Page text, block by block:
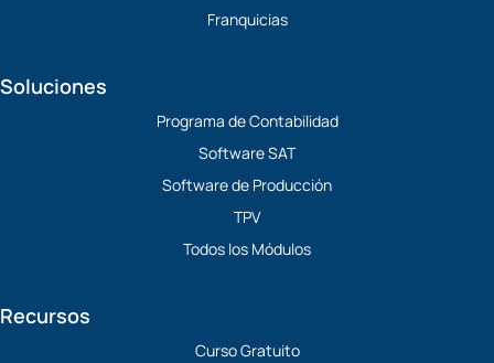
Franquicias
Soluciones
Programa de Contabilidad
Software SAT
Software de Producción
TPV
Todos los Módulos
Recursos
Curso Gratuito